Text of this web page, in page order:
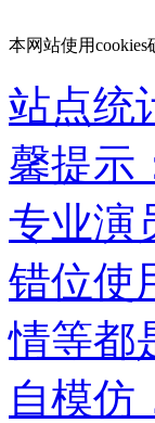
本网站使用
站点统
馨提示
专业演
错位使
情等都
自模仿